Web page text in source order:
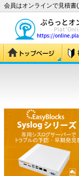
会員はオンラインで見積書(